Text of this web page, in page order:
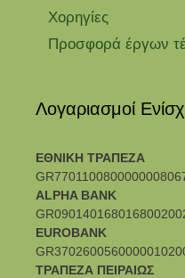
Χορηγίες
Προσφορά έργων
Λογαριασμοί
ΕΘΝΙΚΗ ΤΡΑΠΕΖΑ
ALPHA BANK
EUROBANK
ΤΡΑΠΕΖΑ ΠΕΙΡΑΙΩΣ